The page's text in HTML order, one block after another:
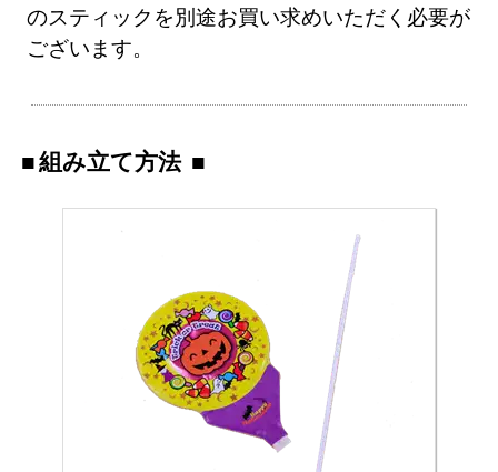
のスティックを別途お買い求めいただく必要が
ございます。
組み立て方法